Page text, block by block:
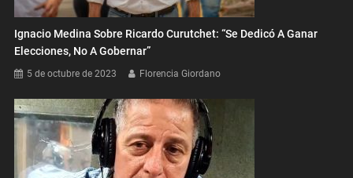
Ignacio Medina Sobre Ricardo Curutchet: “Se Dedicó A Ganar
Elecciones, No A Gobernar”
5 de octubre de 2023 Florencia Giordano